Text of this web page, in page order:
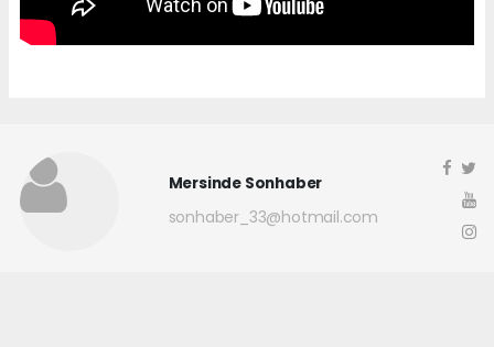
Mersinde Sonhaber
sonhaber_33@hotmail.com